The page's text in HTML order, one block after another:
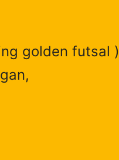
golden futsal )